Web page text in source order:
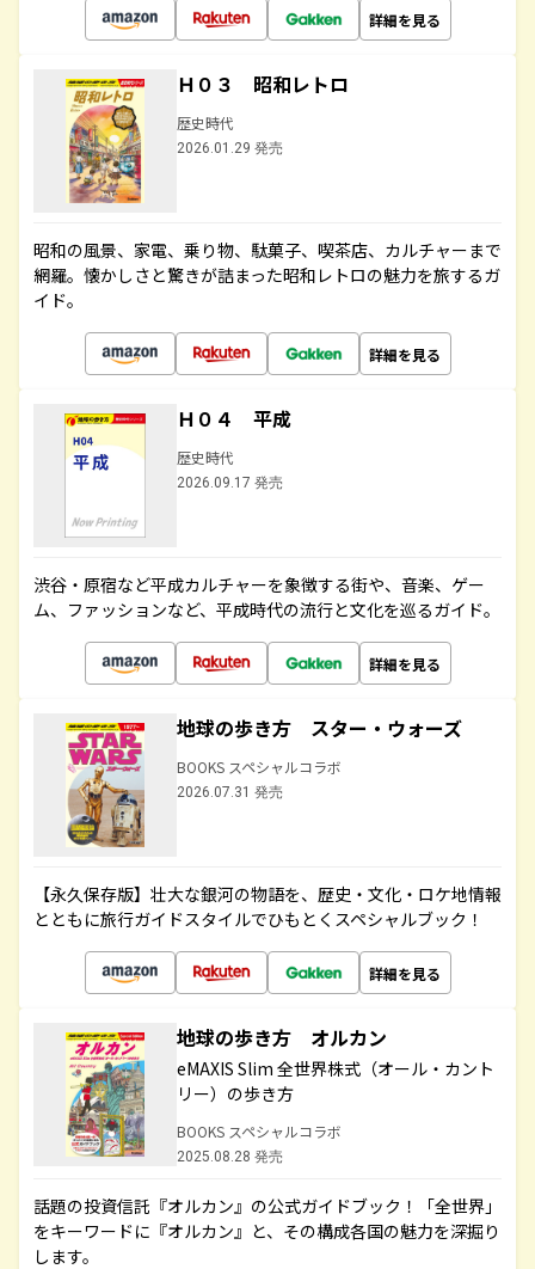
詳細を見る
Ｈ０３ 昭和レトロ
歴史時代
2026.01.29 発売
昭和の風景、家電、乗り物、駄菓子、喫茶店、カルチャーまで
網羅。懐かしさと驚きが詰まった昭和レトロの魅力を旅するガ
イド。
詳細を見る
Ｈ０４ 平成
歴史時代
2026.09.17 発売
渋谷・原宿など平成カルチャーを象徴する街や、音楽、ゲー
ム、ファッションなど、平成時代の流行と文化を巡るガイド。
詳細を見る
地球の歩き方 スター・ウォーズ
BOOKS スペシャルコラボ
2026.07.31 発売
【永久保存版】壮大な銀河の物語を、歴史・文化・ロケ地情報
とともに旅行ガイドスタイルでひもとくスペシャルブック！
詳細を見る
地球の歩き方 オルカン
eMAXIS Slim 全世界株式（オール・カント
リー）の歩き方
BOOKS スペシャルコラボ
2025.08.28 発売
話題の投資信託『オルカン』の公式ガイドブック！「全世界」
をキーワードに『オルカン』と、その構成各国の魅力を深掘り
します。